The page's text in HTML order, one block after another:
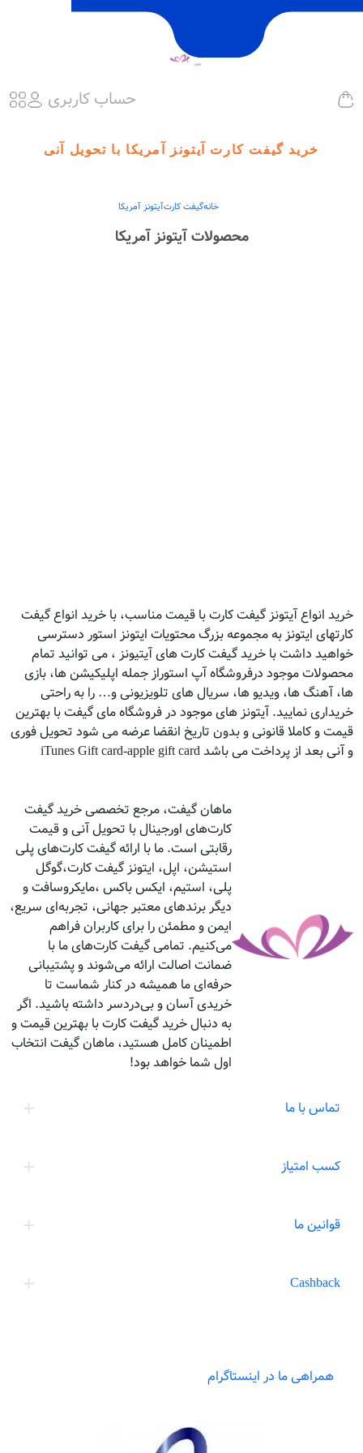
حساب کاربری
خرید گیفت کارت آیتونز آمریکا با تحویل آنی
خانهگیفت کارتآیتونز آمریکا
محصولات آیتونز آمریکا
خرید انواع آیتونز گیفت کارت با قیمت مناسب، با خرید انواع گیفت
کارتهای ایتونز به مجموعه بزرگ محتویات ایتونز استور دسترسی
خواهید داشت با خرید گیفت کارت های آیتیونز ، می توانید تمام
محصولات موجود درفروشگاه آپ استوراز جمله اپلیکیشن ها، بازی
ها، آهنگ ها، ویدیو ها، سریال های تلویزیونی و… را به راحتی
خریداری نمایید. آیتونز های موجود در فروشگاه مای گیفت با بهترین
قیمت و کاملا قانونی و بدون تاریخ انقضا عرضه می شود تحویل فوری
و آنی بعد از پرداخت می باشد iTunes Gift card-apple gift card
تماس با ما
کسب امتیاز
قوانین ما
Cashback
ماهان گیفت، مرجع تخصصی خرید گیفت
کارت‌های اورجینال با تحویل آنی و قیمت
رقابتی است. ما با ارائه گیفت کارت‌های پلی
استیشن، اپل، ایتونز گیفت کارت،گوگل
پلی، استیم، ایکس باکس ،مایکروسافت و
دیگر برندهای معتبر جهانی، تجربه‌ای سریع،
ایمن و مطمئن را برای کاربران فراهم
می‌کنیم. تمامی گیفت کارت‌های ما با
ضمانت اصالت ارائه می‌شوند و پشتیبانی
حرفه‌ای ما همیشه در کنار شماست تا
خریدی آسان و بی‌دردسر داشته باشید. اگر
به دنبال خرید گیفت کارت با بهترین قیمت و
اطمینان کامل هستید، ماهان گیفت انتخاب
اول شما خواهد بود!
همراهی ما در اینستاگرام